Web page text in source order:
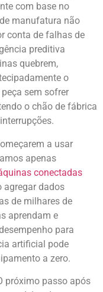
com base no
manufatura não
conta de falhas de
preditiva
quebrem,
o
sem sofrer
o chão de fábrica
a usar
apenas
conectadas
agregar dados
de milhares de
aprendam e
para
artificial pode
a zero.
próximo passo após